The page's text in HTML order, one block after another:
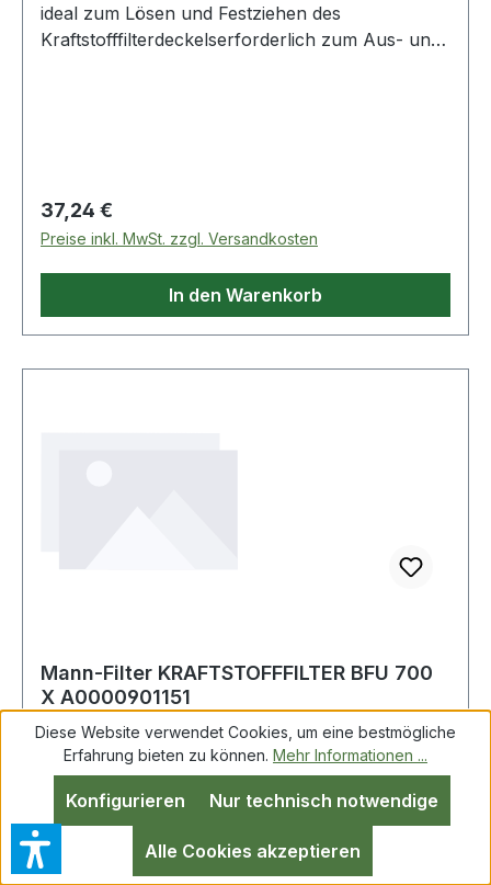
ideal zum Lösen und Festziehen des
Kraftstofffilterdeckelserforderlich zum Aus- und
Werkzeugstahlmatt satiniertAnwendungsgebiete:
Fuso Canter (Euro 5), 3,5 / 6,7 und 6,9 t Weitere
Produkte im Bereich 1/2" Kraftstofffilter-
Schlüssel Ø 50 mm
Regulärer Preis:
37,24 €
Preise inkl. MwSt. zzgl. Versandkosten
In den Warenkorb
Mann-Filter KRAFTSTOFFFILTER BFU 700
X A0000901151
MANN + HUMMEL Kraftstoffilter MB LK/LN2 ua.
63-98 MUH BFU700X Weitere Produkte im
Bereich KRAFTSTOFFFILTER
Diese Website verwendet Cookies, um eine bestmögliche
Erfahrung bieten zu können. Mehr Informationen ...
Nur technisch notwendige
Konfigurieren
Alle Cookies akzeptieren